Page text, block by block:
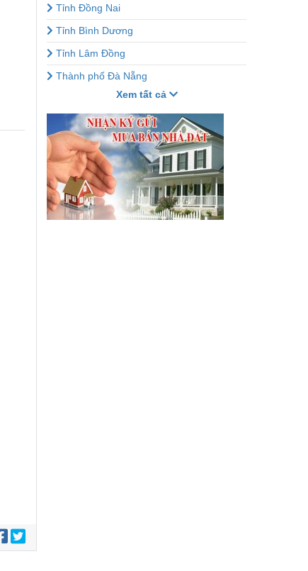
Tỉnh Đồng Nai
Tỉnh Bình Dương
Tỉnh Lâm Đồng
Thành phố Đà Nẵng
Xem tất cả